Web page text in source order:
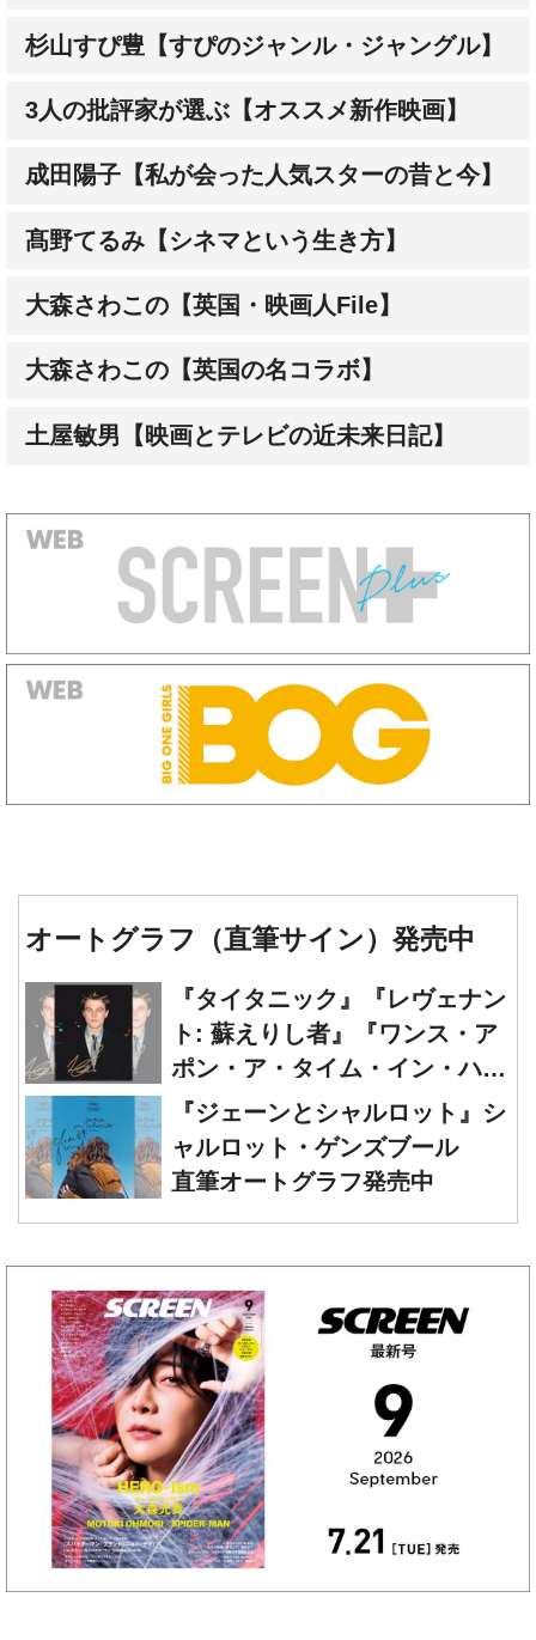
3人の批評家が選ぶ【オススメ新作映画】
成田陽子【私が会った人気スターの昔と今】
髙野てるみ【シネマという生き方】
大森さわこの【英国・映画人File】
大森さわこの【英国の名コラボ】
土屋敏男【映画とテレビの近未来日記】
『タイタニック』『レヴェナン
ポン・ア・タイム・イン・ハリ
ウッド』レオナルド・ディカプ
リオ 直筆オートグラフ発売中
『ジェーンとシャルロット』シ
直筆オートグラフ発売中